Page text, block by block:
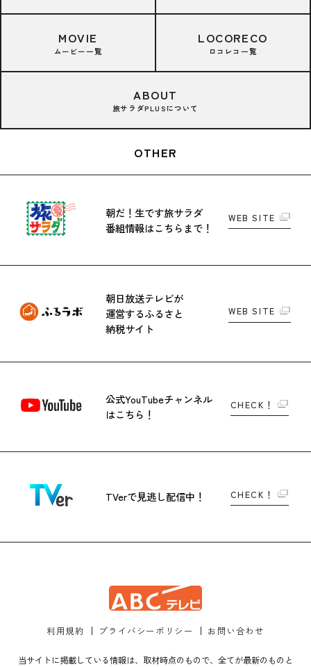
MOVIE
ムービー一覧
LOCORECO
ロコレコ一覧
ABOUT
旅サラダPLUSについて
OTHER
朝だ！生です旅サラダ
番組情報はこちらまで！
WEB SITE
朝日放送テレビが
運営するふるさと
納税サイト
WEB SITE
公式YouTubeチャンネル
はこちら！
CHECK！
TVerで見逃し配信中！ CHECK！
利用規約 プライバシーポリシー お問い合わせ
当サイトに掲載している情報は、取材時点のもので、全てが最新のものと